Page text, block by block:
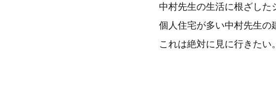
中村先生の生活に根ざした
個人住宅が多い中村先生の
これは絶対に見に行きたい